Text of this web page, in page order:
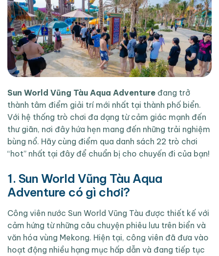
Sun World Vũng Tàu Aqua Adventure đang trở
thành tâm điểm giải trí mới nhất tại thành phố biển.
Với hệ thống trò chơi đa dạng từ cảm giác mạnh đến
thư giãn, nơi đây hứa hẹn mang đến những trải nghiệm
bùng nổ. Hãy cùng điểm qua danh sách 22 trò chơi
“hot” nhất tại đây để chuẩn bị cho chuyến đi của bạn!
1. Sun World Vũng Tàu Aqua
Adventure có gì chơi?
Công viên nước Sun World Vũng Tàu được thiết kế với
cảm hứng từ những câu chuyện phiêu lưu trên biển và
văn hóa vùng Mekong. Hiện tại, công viên đã đưa vào
hoạt động nhiều hạng mục hấp dẫn và đang tiếp tục